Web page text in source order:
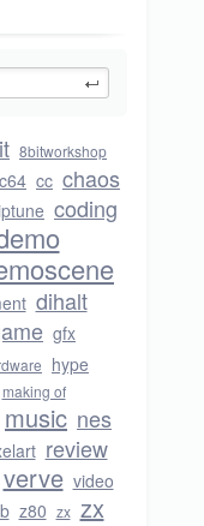
8bitworkshop
c64 cc chaos
coding
dihalt
gfx
hype
making of
music nes
review
verve video
z80 zx zx